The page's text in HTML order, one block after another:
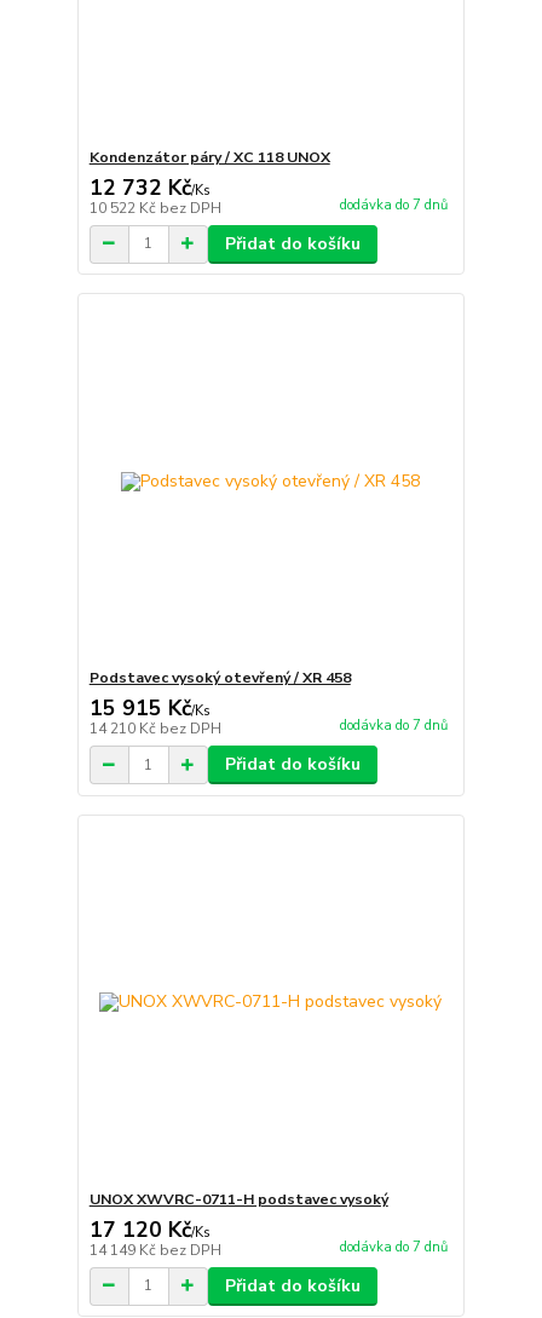
Kondenzátor páry / XC 118 UNOX
12 732 Kč/Ks
10 522 Kč bez DPH dodávka do 7 dnů
Přidat do košíku
Podstavec vysoký otevřený / XR 458
15 915 Kč/Ks
14 210 Kč bez DPH dodávka do 7 dnů
Přidat do košíku
UNOX XWVRC-0711-H podstavec vysoký
17 120 Kč/Ks
14 149 Kč bez DPH dodávka do 7 dnů
Přidat do košíku